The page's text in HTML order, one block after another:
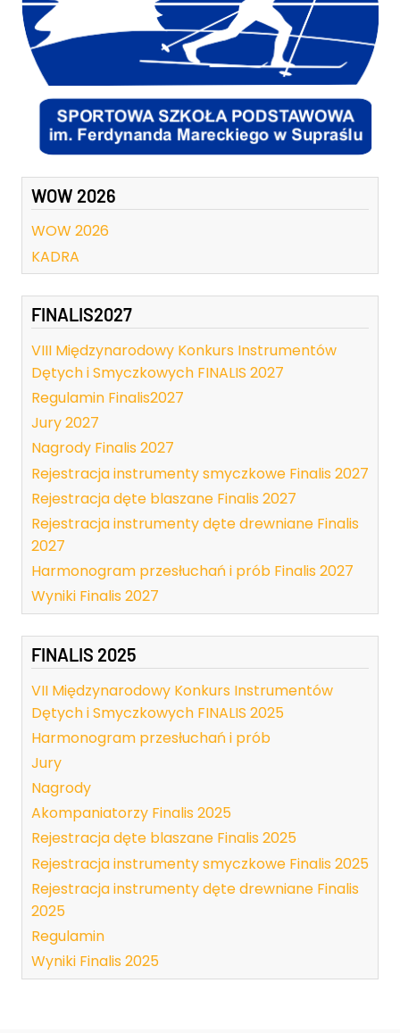
WOW 2026
WOW 2026
KADRA
FINALIS2027
VIII Międzynarodowy Konkurs Instrumentów
Dętych i Smyczkowych FINALIS 2027
Regulamin Finalis2027
Jury 2027
Nagrody Finalis 2027
Rejestracja instrumenty smyczkowe Finalis 2027
Rejestracja dęte blaszane Finalis 2027
Rejestracja instrumenty dęte drewniane Finalis
2027
Harmonogram przesłuchań i prób Finalis 2027
Wyniki Finalis 2027
FINALIS 2025
VII Międzynarodowy Konkurs Instrumentów
Dętych i Smyczkowych FINALIS 2025
Harmonogram przesłuchań i prób
Jury
Nagrody
Akompaniatorzy Finalis 2025
Rejestracja dęte blaszane Finalis 2025
Rejestracja instrumenty smyczkowe Finalis 2025
Rejestracja instrumenty dęte drewniane Finalis
2025
Regulamin
Wyniki Finalis 2025